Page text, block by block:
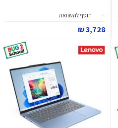
הוסף להשוואה
3,728 ₪